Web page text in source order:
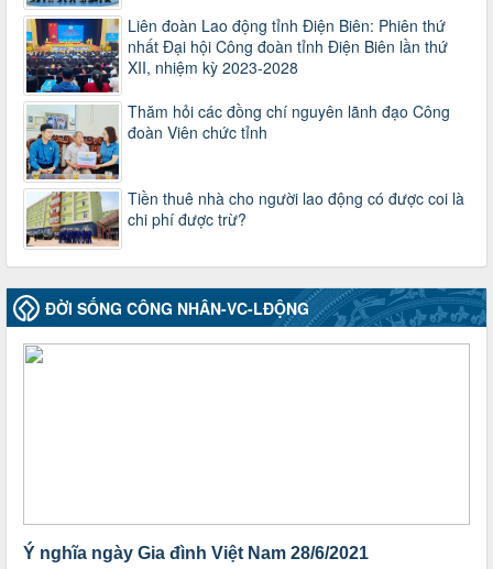
37/HD-TLĐ
Hướng dẫn Công đoàn với việc tổ chức và hoạt động của
Ban Thanh tra Nhân dân
Thời gian đăng: 27/12/2024
lượt xem: 4950 | lượt tải:1353
35/HD-TLĐ
Hướng dẫn thực hiện một số nội dung chi liên quan đến
công tác kiểm tra, giám sát tại Công đoàn cơ sở
Thời gian đăng: 27/12/2024
lượt xem: 2075 | lượt tải:508
50/2024/QH/15
Luật Công đoàn 2024
Thời gian đăng: 25/12/2024
lượt xem: 4230 | lượt tải:322
2010-CV/TU
Tăng cường công tác lãnh đạo, chỉ đạo phát triển đoàn viên,
nguyên tắc xây dựng và giao dự toán tài chính công đoàn
năm 2025
Liên đoàn Lao động tỉnh Điện Biên: Phiên thứ
nhất Đại hội Công đoàn tỉnh Điện Biên lần thứ
XII, nhiệm kỳ 2023-2028
Thăm hỏi các đồng chí nguyên lãnh đạo Công
đoàn Viên chức tỉnh
Tiền thuê nhà cho người lao động có được coi là
chi phí được trừ?
ĐỜI SỐNG CÔNG NHÂN-VC-LĐỘNG
Ý nghĩa ngày Gia đình Việt Nam 28/6/2021